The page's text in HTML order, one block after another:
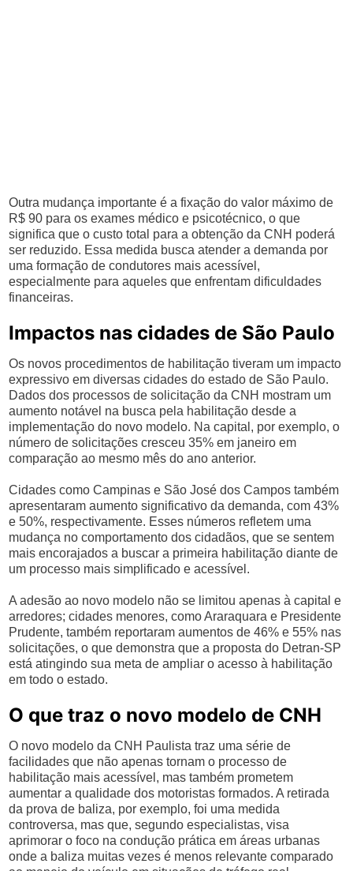
Outra mudança importante é a fixação do valor máximo de
R$ 90 para os exames médico e psicotécnico, o que
significa que o custo total para a obtenção da CNH poderá
ser reduzido. Essa medida busca atender a demanda por
uma formação de condutores mais acessível,
especialmente para aqueles que enfrentam dificuldades
financeiras.
Impactos nas cidades de São Paulo
Os novos procedimentos de habilitação tiveram um impacto
expressivo em diversas cidades do estado de São Paulo.
Dados dos processos de solicitação da CNH mostram um
aumento notável na busca pela habilitação desde a
implementação do novo modelo. Na capital, por exemplo, o
número de solicitações cresceu 35% em janeiro em
comparação ao mesmo mês do ano anterior.
Cidades como Campinas e São José dos Campos também
apresentaram aumento significativo da demanda, com 43%
e 50%, respectivamente. Esses números refletem uma
mudança no comportamento dos cidadãos, que se sentem
mais encorajados a buscar a primeira habilitação diante de
um processo mais simplificado e acessível.
A adesão ao novo modelo não se limitou apenas à capital e
arredores; cidades menores, como Araraquara e Presidente
Prudente, também reportaram aumentos de 46% e 55% nas
solicitações, o que demonstra que a proposta do Detran-SP
está atingindo sua meta de ampliar o acesso à habilitação
em todo o estado.
O que traz o novo modelo de CNH
O novo modelo da CNH Paulista traz uma série de
facilidades que não apenas tornam o processo de
habilitação mais acessível, mas também prometem
aumentar a qualidade dos motoristas formados. A retirada
da prova de baliza, por exemplo, foi uma medida
controversa, mas que, segundo especialistas, visa
aprimorar o foco na condução prática em áreas urbanas
onde a baliza muitas vezes é menos relevante comparado